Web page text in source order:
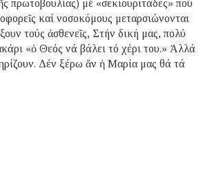
πρωτοβουλίας) μέ «σεκιουριτάδες» πού
καί νοσοκόμους μεταρσιώνονται
τούς ἀσθενεῖς, Στήν δική μας, πολύ
«ὁ Θεός νά βάλει τό χέρι του.» Ἀλλά
Δέν ξέρω ἄν ἡ Μαρία μας θά τά